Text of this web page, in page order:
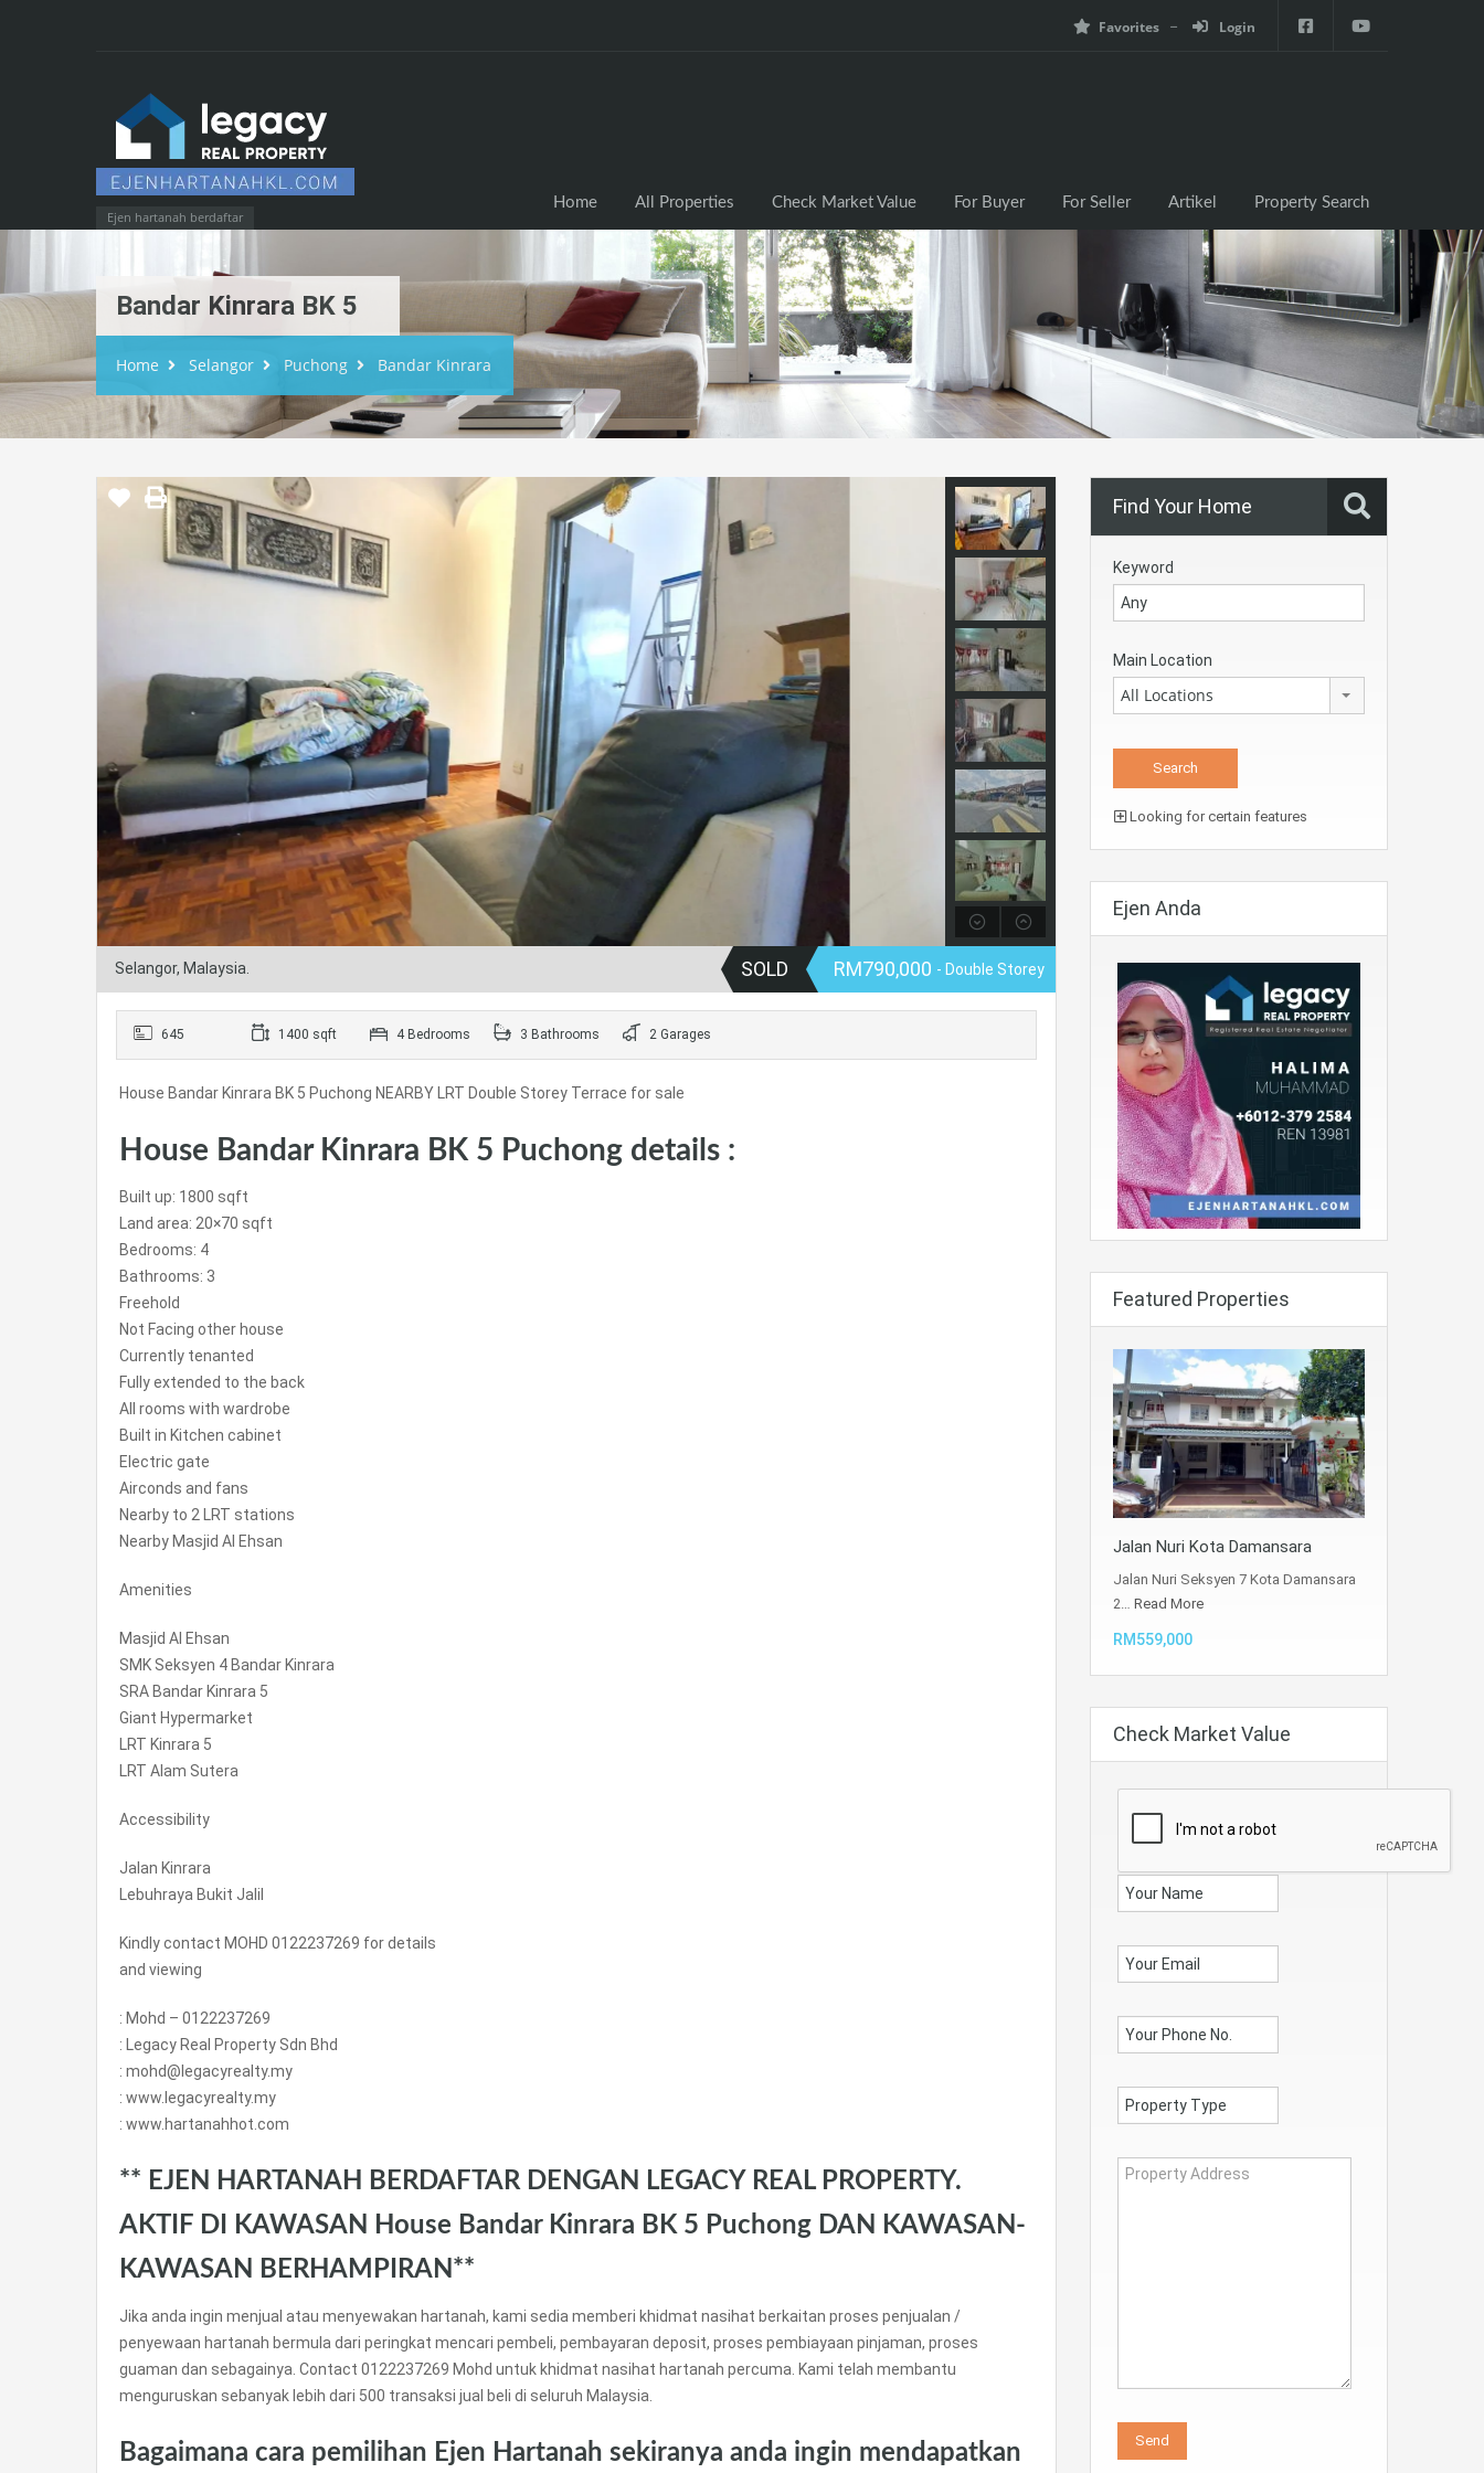
Favorites Login
Ejen hartanah berdaftar
Home All Properties Check Market Value For Buyer For Seller Artikel Property Search
Bandar Kinrara BK 5
Home Selangor Puchong Bandar Kinrara
Selangor, Malaysia. SOLD RM790,000 - Double Storey
645 1400 sqft 4 Bedrooms 3 Bathrooms 2 Garages
House Bandar Kinrara BK 5 Puchong NEARBY LRT Double Storey Terrace for sale
House Bandar Kinrara BK 5 Puchong details :
Built up: 1800 sqft
Land area: 20×70 sqft
Bedrooms: 4
Bathrooms: 3
Freehold
Not Facing other house
Currently tenanted
Fully extended to the back
All rooms with wardrobe
Built in Kitchen cabinet
Electric gate
Airconds and fans
Nearby to 2 LRT stations
Nearby Masjid Al Ehsan
Amenities
Masjid Al Ehsan
SMK Seksyen 4 Bandar Kinrara
SRA Bandar Kinrara 5
Giant Hypermarket
LRT Kinrara 5
LRT Alam Sutera
Accessibility
Jalan Kinrara
Lebuhraya Bukit Jalil
Kindly contact MOHD 0122237269 for details
and viewing
: Mohd – 0122237269
: Legacy Real Property Sdn Bhd
: mohd@legacyrealty.my
: www.legacyrealty.my
: www.hartanahhot.com
** EJEN HARTANAH BERDAFTAR DENGAN LEGACY REAL PROPERTY.
AKTIF DI KAWASAN House Bandar Kinrara BK 5 Puchong DAN KAWASAN-
KAWASAN BERHAMPIRAN**
Jika anda ingin menjual atau menyewakan hartanah, kami sedia memberi khidmat nasihat berkaitan proses penjualan /
penyewaan hartanah bermula dari peringkat mencari pembeli, pembayaran deposit, proses pembiayaan pinjaman, proses
guaman dan sebagainya. Contact 0122237269 Mohd untuk khidmat nasihat hartanah percuma. Kami telah membantu
menguruskan sebanyak lebih dari 500 transaksi jual beli di seluruh Malaysia.
Bagaimana cara pemilihan Ejen Hartanah sekiranya anda ingin mendapatkan
Find Your Home
Keyword
Main Location
All Locations
Looking for certain features
Ejen Anda
Featured Properties
Jalan Nuri Kota Damansara
Jalan Nuri Seksyen 7 Kota Damansara
2… Read More
RM559,000
Check Market Value